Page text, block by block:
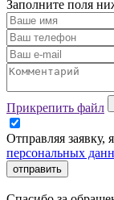
Заполните поля
Прикрепить файл
Отправляя заявку,
персональных
отправить